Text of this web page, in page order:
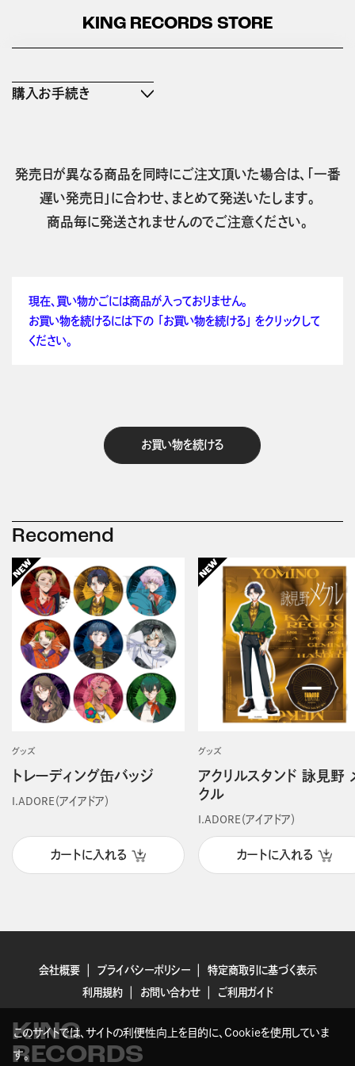
KING RECORDS STORE
購入お手続き
発売日が異なる商品を同時にご注文頂いた場合は、「一番
遅い発売日」に合わせ、まとめて発送いたします。
商品毎に発送されませんのでご注意ください。
現在、買い物かごには商品が入っておりません。
お買い物を続けるには下の 「お買い物を続ける」 をクリックして
ください。
お買い物を続ける
Recomend
グッズ
トレーディング缶バッジ
I.ADORE（アイアドア）
カートに入れる
グッズ
アクリルスタンド 詠見野
クル
I.ADORE（アイアドア）
カートに入れる
会社概要 プライバシーポリシー
特定商取引に基づく表示
利用規約
お問い合わせ ご利用ガイド
KING
RECORDS
このサイトでは、サイトの利便性向上を目的に、Cookieを使用していま
す。